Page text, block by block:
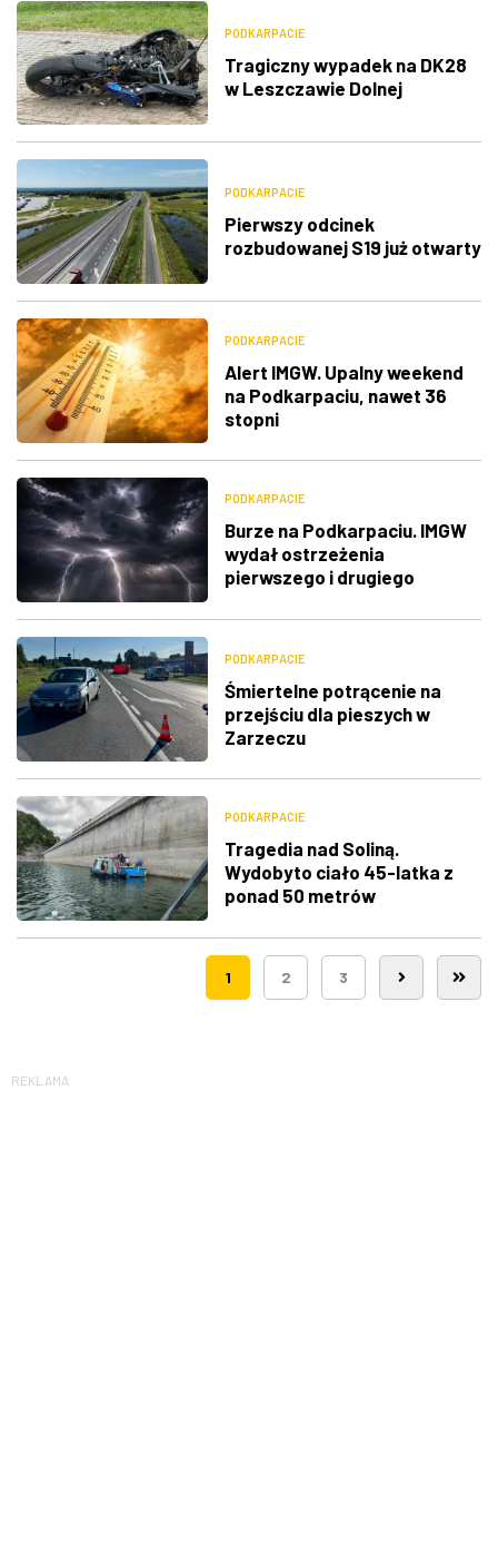
PODKARPACIE
Tragiczny wypadek na DK28
w Leszczawie Dolnej
PODKARPACIE
Pierwszy odcinek
rozbudowanej S19 już otwarty
PODKARPACIE
Alert IMGW. Upalny weekend
na Podkarpaciu, nawet 36
stopni
PODKARPACIE
Burze na Podkarpaciu. IMGW
wydał ostrzeżenia
pierwszego i drugiego
PODKARPACIE
Śmiertelne potrącenie na
przejściu dla pieszych w
Zarzeczu
PODKARPACIE
Tragedia nad Soliną.
Wydobyto ciało 45-latka z
ponad 50 metrów
1 2 3
REKLAMA